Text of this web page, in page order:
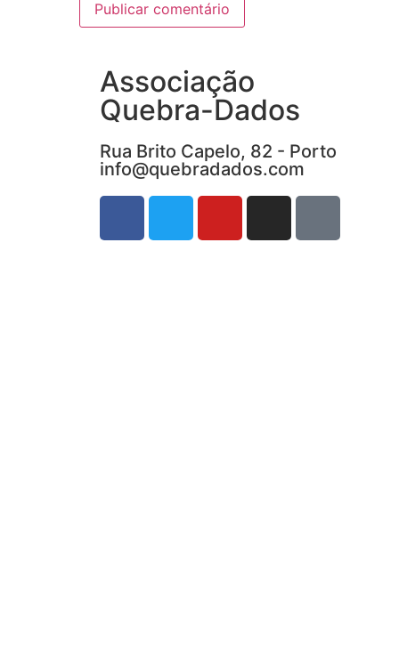
Associação
Quebra-Dados
Rua Brito Capelo, 82 - Porto
info@quebradados.com